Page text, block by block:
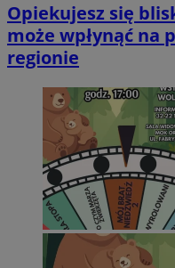
Opiekujesz się
może wpłynąć na
regionie